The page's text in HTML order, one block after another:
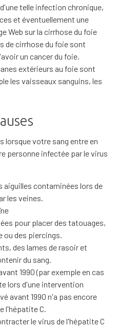
telle infection chronique,
et éventuellement une
Web sur la cirrhose du foie
de cirrhose du foie sont
un cancer du foie.
extérieurs au foie sont
les vaisseaux sanguins, les
lorsque votre sang entre en
personne infectée par le virus
aiguilles contaminées lors de
les veines.
pour placer des tatouages,
ou des piercings.
des lames de rasoir et
du sang.
1990 (par exemple en cas
lors d'une intervention
avant 1990 n'a pas encore
l'hépatite C.
le virus de l'hépatite C